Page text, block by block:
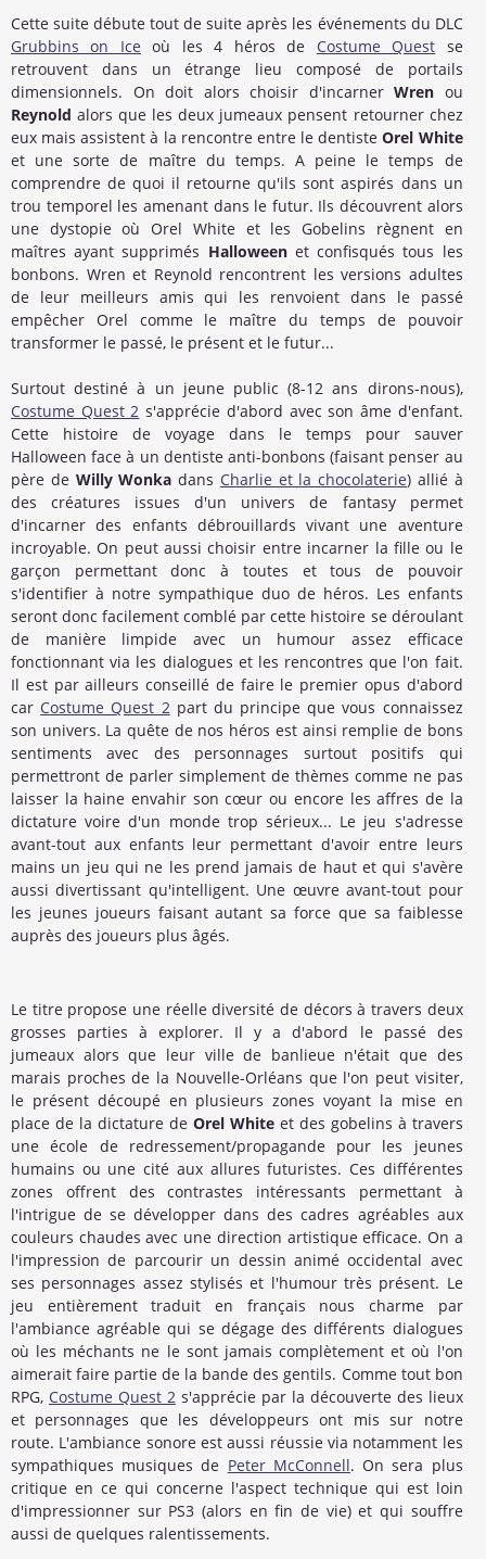
Cette suite débute tout de suite après les événements du DLC
Grubbins on Ice où les 4 héros de Costume Quest se
retrouvent dans un étrange lieu composé de portails
dimensionnels. On doit alors choisir d'incarnerWren ou
Reynold alors que les deux jumeaux pensent retourner chez
eux mais assistent à la rencontre entre le dentisteOrel White
et une sorte de maître du temps. A peine le temps de
comprendre de quoi il retourne qu'ils sont aspirés dans un
trou temporel les amenant dans le futur. Ils découvrent alors
une dystopie où Orel White et les Gobelins règnent en
maîtres ayant supprimés Halloweenet confisqués tous les
bonbons. Wren et Reynold rencontrent les versions adultes
de leur meilleurs amis qui les renvoient dans le passé
empêcher Orel comme le maître du temps de pouvoir
transformer le passé, le présent et le futur...
Surtout destiné à un jeune public (8-12 ans dirons-nous),
Costume Quest 2 s'apprécie d'abord avec son âme d'enfant.
Cette histoire de voyage dans le temps pour sauver
Halloween face à un dentiste anti-bonbons (faisant penser au
père de Willy Wonka dans Charlie et la chocolaterie) allié à
des créatures issues d'un univers de fantasy permet
d'incarner des enfants débrouillards vivant une aventure
incroyable. On peut aussi choisir entre incarner la fille ou le
garçon permettant donc à toutes et tous de pouvoir
s'identifier à notre sympathique duo de héros. Les enfants
seront donc facilement comblé par cette histoire se déroulant
de manière limpide avec un humour assez efficace
fonctionnant via les dialogues et les rencontres que l'on fait.
Il est par ailleurs conseillé de faire le premier opus d'abord
car Costume Quest 2part du principe que vous connaissez
son univers. La quête de nos héros est ainsi remplie de bons
sentiments avec des personnages surtout positifs qui
permettront de parler simplement de thèmes comme ne pas
laisser la haine envahir son cœur ou encore les affres de la
dictature voire d'un monde trop sérieux... Le jeu s'adresse
avant-tout aux enfants leur permettant d'avoir entre leurs
mains un jeu qui ne les prend jamais de haut et qui s'avère
aussi divertissant qu'intelligent. Une œuvre avant-tout pour
les jeunes joueurs faisant autant sa force que sa faiblesse
auprès des joueurs plus âgés.
Le titre propose une réelle diversité de décors à travers deux
grosses parties à explorer. Il y a d'abord le passé des
jumeaux alors que leur ville de banlieue n'était que des
marais proches de la Nouvelle-Orléans que l'on peut visiter,
le présent découpé en plusieurs zones voyant la mise en
place de la dictature de Orel Whiteet des gobelins à travers
une école de redressement/propagande pour les jeunes
humains ou une cité aux allures futuristes. Ces différentes
zones offrent des contrastes intéressants permettant à
l'intrigue de se développer dans des cadres agréables aux
couleurs chaudes avec une direction artistique efficace. On a
l'impression de parcourir un dessin animé occidental avec
ses personnages assez stylisés et l'humour très présent. Le
jeu entièrement traduit en français nous charme par
l'ambiance agréable qui se dégage des différents dialogues
où les méchants ne le sont jamais complètement et où l'on
aimerait faire partie de la bande des gentils. Comme tout bon
RPG, Costume Quest 2s'apprécie par la découverte des lieux
et personnages que les développeurs ont mis sur notre
route. L'ambiance sonore est aussi réussie via notamment les
sympathiques musiques de Peter McConnell. On sera plus
critique en ce qui concerne l'aspect technique qui est loin
d'impressionner sur PS3 (alors en fin de vie) et qui souffre
aussi de quelques ralentissements.